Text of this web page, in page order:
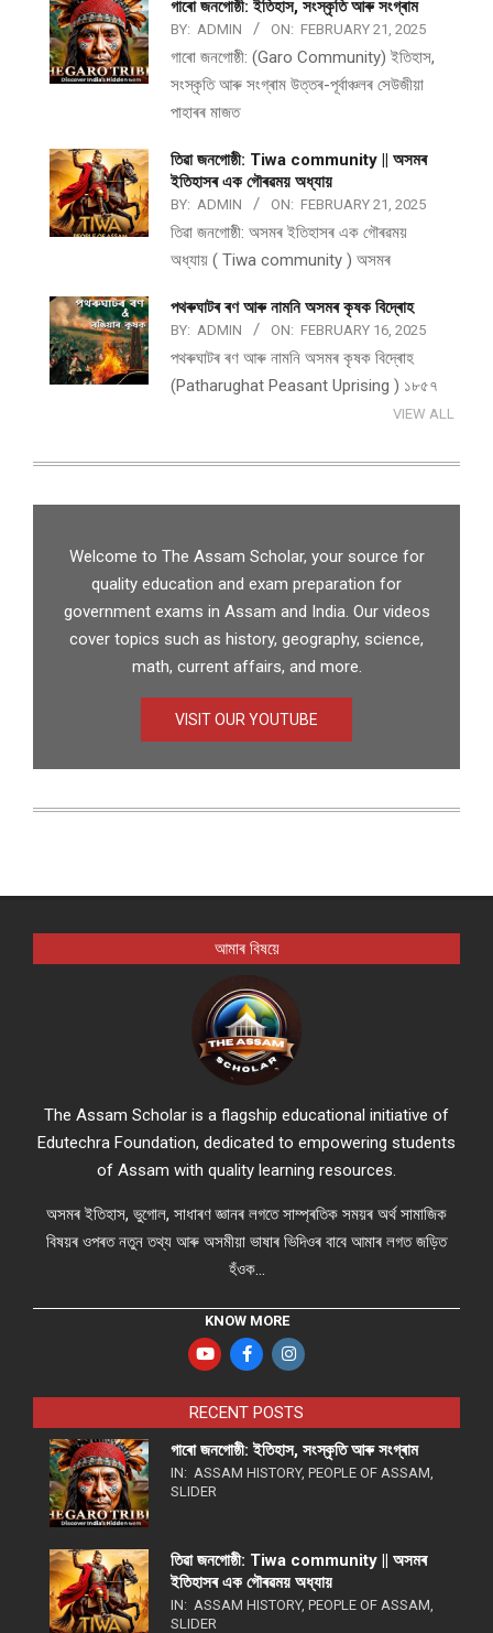
গাৰো জনগোষ্ঠী: ইতিহাস, সংস্কৃতি আৰু সংগ্ৰাম
BY: ADMIN ON: FEBRUARY 21, 2025
গাৰো জনগোষ্ঠী: (Garo Community) ইতিহাস,
সংস্কৃতি আৰু সংগ্ৰাম উত্তৰ-পূৰ্বাঞ্চলৰ সেউজীয়া
পাহাৰৰ মাজত
তিৱা জনগোষ্ঠী: Tiwa community || অসমৰ
ইতিহাসৰ এক গৌৰৱময় অধ্যায়
BY: ADMIN ON: FEBRUARY 21, 2025
তিৱা জনগোষ্ঠী: অসমৰ ইতিহাসৰ এক গৌৰৱময়
অধ্যায় ( Tiwa community ) অসমৰ
পথ​ৰুঘাট​ৰ ৰণ আৰু নামনি অসম​ৰ কৃষক বিদ্ৰোহ​
BY: ADMIN ON: FEBRUARY 16, 2025
পথ​ৰুঘাট​ৰ ৰণ আৰু নামনি অসম​ৰ কৃষক বিদ্ৰোহ​
(Patharughat Peasant Uprising ) ১৮৫৭
VIEW ALL
Welcome to The Assam Scholar, your source for
quality education and exam preparation for
government exams in Assam and India. Our videos
cover topics such as history, geography, science,
math, current affairs, and more.
VISIT OUR YOUTUBE
আমাৰ বিষয়ে
The Assam Scholar is a flagship educational initiative of
Edutechra Foundation, dedicated to empowering students
of Assam with quality learning resources.
অসমৰ ইতিহাস, ভুগোল, সাধাৰণ জ্ঞানৰ লগতে সাম্প্ৰতিক সময়ৰ অৰ্থ সামাজিক
বিষয়ৰ ওপৰত নতুন তথ্য আৰু অসমীয়া ভাষাৰ ভিদিওৰ বাবে আমাৰ লগত জড়িত
হঁওক...
KNOW MORE
RECENT POSTS
গাৰো জনগোষ্ঠী: ইতিহাস, সংস্কৃতি আৰু সংগ্ৰাম
IN: ASSAM HISTORY, PEOPLE OF ASSAM
SLIDER
তিৱা জনগোষ্ঠী: Tiwa community || অসমৰ
ইতিহাসৰ এক গৌৰৱময় অধ্যায়
IN: ASSAM HISTORY, PEOPLE OF ASSAM
SLIDER